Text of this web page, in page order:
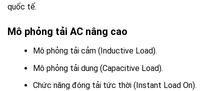
quốc tế.
Mô phỏng tải AC nâng cao
Mô phỏng tải cảm (Inductive Load).
Mô phỏng tải dung (Capacitive Load).
Chức năng đóng tải tức thời (Instant Load On).